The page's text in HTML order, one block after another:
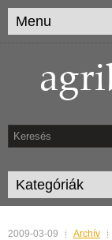
2009-03-09 Archív